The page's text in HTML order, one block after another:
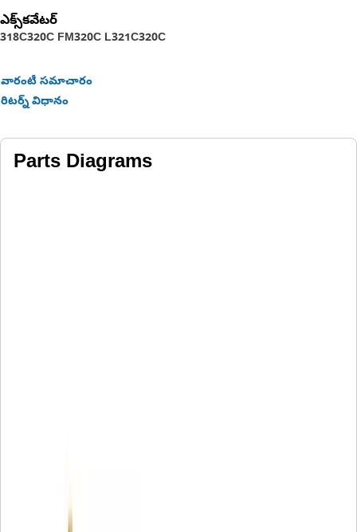
ఎక్స్‌కవేటర్
318C320C FM320C L321C320C
వారంటీ సమాచారం
రిటర్న్ విధానం
Parts Diagrams